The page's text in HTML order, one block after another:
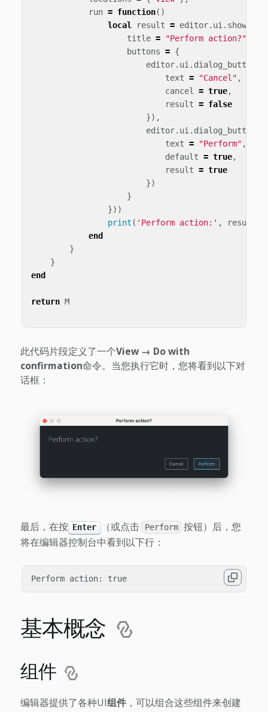
run = function()
local
result = editor. ui .
title = "Perform action?"
buttons = {
editor. ui . dialog_button
text = "Cancel" ,
cancel
= true,
result = false
}),
editor. ui . dialog_button
text = "Perform" ,
default = true,
result = true
})
}
}))
print ( 'Perform action:' , result
end
}
}
end
return M
此代码片段定义了一个View → Do with
confirmation命令。当您执行它时，您将看到以下对
话框：
最后，在按 Enter （或点击 Perform 按钮）后，您
将在编辑器控制台中看到以下行：
基本概念
组件
编辑器提供了各种UI组件，可以组合这些组件来创建